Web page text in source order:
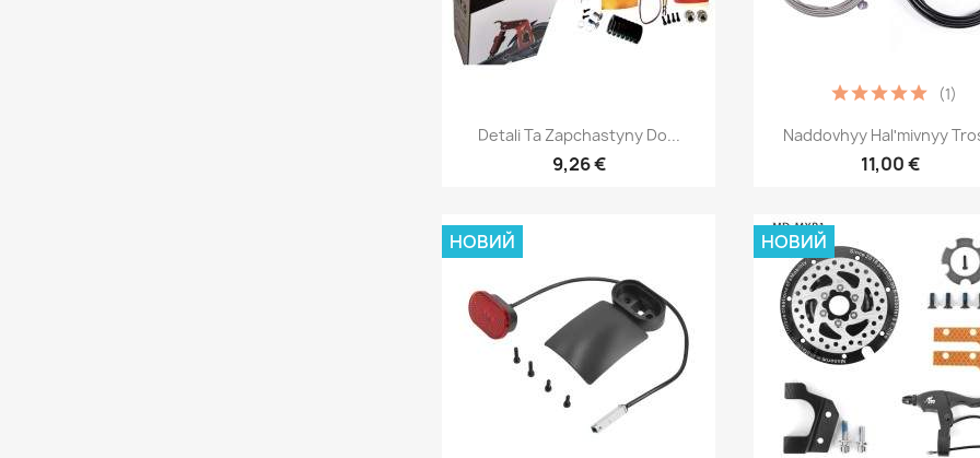
Швидкий перегляд
Detali Ta Zapchastyny Do...
9,26 €
Швидкий
Naddovhyy Halʹmivnyy
11,00 €
(1)
НОВИЙ НОВИЙ